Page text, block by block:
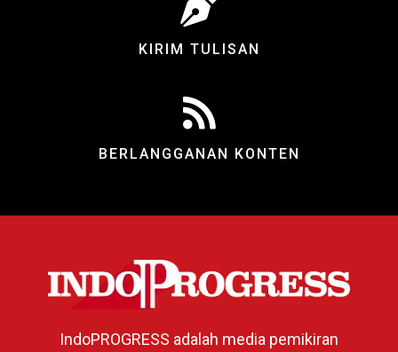
KIRIM TULISAN
BERLANGGANAN KONTEN
IndoPROGRESS adalah media pemikiran